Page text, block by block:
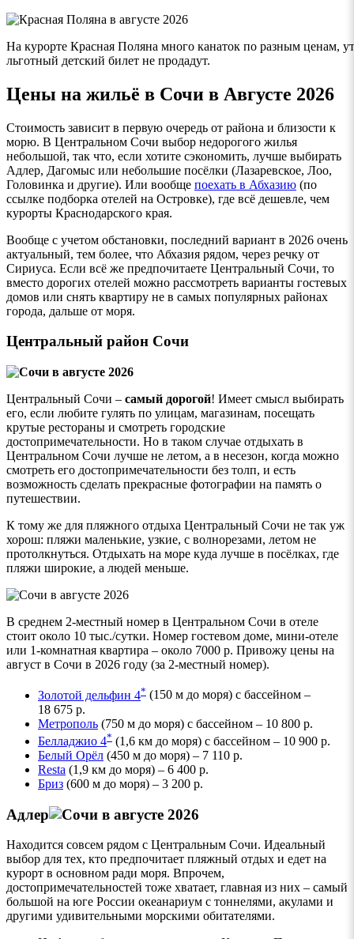
На курорте Красная Поляна много канаток по разным ценам,
льготный детский билет не продадут.
Цены на жильё в Сочи в Августе 2026
Стоимость зависит в первую очередь от района и близости к
морю. В Центральном Сочи выбор недорогого жилья
небольшой, так что, если хотите сэкономить, лучше выбирать
Адлер, Дагомыс или небольшие посёлки (Лазаревское, Лоо,
Головинка и другие). Или вообще поехать в Абхазию (по
ссылке подборка отелей на Островке), где всё дешевле, чем
курорты Краснодарского края.
Вообще с учетом обстановки, последний вариант в 2026 очень
актуальный, тем более, что Абхазия рядом, через речку от
Сириуса. Если всё же предпочитаете Центральный Сочи, то
вместо дорогих отелей можно рассмотреть варианты гостевых
домов или снять квартиру не в самых популярных районах
города, дальше от моря.
Центральный район Сочи
Центральный Сочи – самый дорогой! Имеет смысл выбирать
его, если любите гулять по улицам, магазинам, посещать
крутые рестораны и смотреть городские
достопримечательности. Но в таком случае отдыхать в
Центральном Сочи лучше не летом, а в несезон, когда можно
смотреть его достопримечательности без толп, и есть
возможность сделать прекрасные фотографии на память о
путешествии.
К тому же для пляжного отдыха Центральный Сочи не так уж
хорош: пляжи маленькие, узкие, с волнорезами, летом не
протолкнуться. Отдыхать на море куда лучше в посёлках, где
пляжи широкие, а людей меньше.
В среднем 2-местный номер в Центральном Сочи в отеле
стоит около 10 тыс./сутки. Номер гостевом доме, мини-отеле
или 1-комнатная квартира – около 7000 р. Привожу цены на
август в Сочи в 2026 году (за 2-местный номер).
Золотой дельфин 4* (150 м до моря) с бассейном –
18 675 р.
Метрополь (750 м до моря) с бассейном – 10 800 р.
Белладжио 4* (1,6 км до моря) с бассейном – 10 900 р.
Белый Орёл (450 м до моря) – 7 110 р.
Resta (1,9 км до моря) – 6 400 р.
Бриз (600 м до моря) – 3 200 р.
Адлер
Находится совсем рядом с Центральным Сочи. Идеальный
выбор для тех, кто предпочитает пляжный отдых и едет на
курорт в основном ради моря. Впрочем,
достопримечательностей тоже хватает, главная из них – самый
большой на юге России океанариум с тоннелями, акулами и
другими удивительными морскими обитателями.